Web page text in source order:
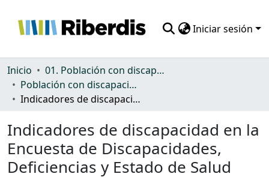
Iniciar sesión
Comunidades
Todo DSpace
Inicio
01. Población con discapacidad: general
Población con discapacidad: general
Indicadores de discapacidad en la Encuesta de Discapacidades, Deficiencias y Estado de Salud
Indicadores de discapacidad en la
Encuesta de Discapacidades,
Deficiencias y Estado de Salud